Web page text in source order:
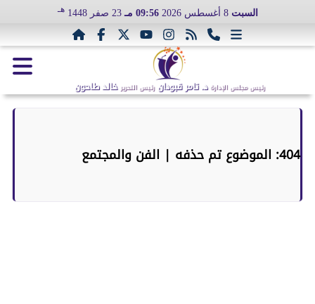
السبت 8 أغسطس 2026 09:56 مـ 23 صفر 1448 هـ
رئيس مجلس الإدارة د. تامر قبودان رئيس التحرير خالد طاحون
404: الموضوع تم حذفه | الفن والمجتمع